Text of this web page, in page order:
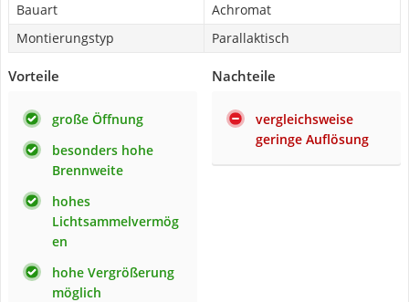
Bauart
Achromat
Montierungstyp
Parallaktisch
Vorteile
große Öffnung
besonders hohe
Brennweite
hohes
Lichtsammelvermög
en
hohe Vergrößerung
möglich
Nachteile
vergleichsweise
geringe Auflösung